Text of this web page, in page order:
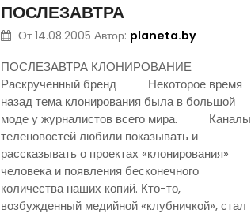
ПОСЛЕЗАВТРА
От 14.08.2005 Автор: planeta.by
ПОСЛЕЗАВТРА КЛОНИРОВАНИЕ
Раскрученный бренд Некоторое время
назад тема клонирования была в большой
моде у журналистов всего мира. Каналы
теленовостей любили показывать и
рассказывать о проектах «клонирования»
человека и появления бесконечного
количества наших копий. Кто-то,
возбужденный медийной «клубничкой», стал